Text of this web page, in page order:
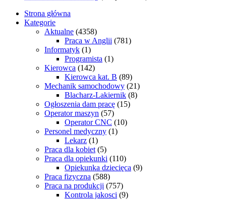
Strona główna
Kategorie
Aktualne (4358)
Praca w Anglii (781)
Informatyk (1)
Programista (1)
Kierowca (142)
Kierowca kat. B (89)
Mechanik samochodowy (21)
Blacharz-Lakiernik (8)
Ogłoszenia dam pracę (15)
Operator maszyn (57)
Operator CNC (10)
Personel medyczny (1)
Lekarz (1)
Praca dla kobiet (5)
Praca dla opiekunki (110)
Opiekunka dziecięca (9)
Praca fizyczna (588)
Praca na produkcji (757)
Kontrola jakosci (9)